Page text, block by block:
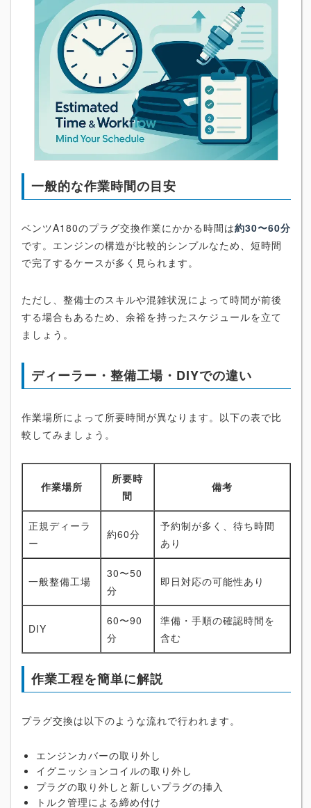
一般的な作業時間の目安
ベンツA180のプラグ交換作業にかかる時間は約30〜60分
です。エンジンの構造が比較的シンプルなため、短時間
で完了するケースが多く見られます。
ただし、整備士のスキルや混雑状況によって時間が前後
する場合もあるため、余裕を持ったスケジュールを立て
ましょう。
ディーラー・整備工場・DIYでの違い
作業場所によって所要時間が異なります。以下の表で比
較してみましょう。
作業場所
所要時
間
備考
正規ディーラ
ー
約60分
予約制が多く、待ち時間
あり
一般整備工場
30〜50
分
即日対応の可能性あり
DIY
60〜90
分
準備・手順の確認時間を
含む
作業工程を簡単に解説
プラグ交換は以下のような流れで行われます。
エンジンカバーの取り外し
イグニッションコイルの取り外し
プラグの取り外しと新しいプラグの挿入
トルク管理による締め付け